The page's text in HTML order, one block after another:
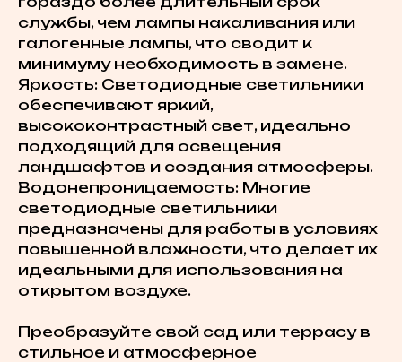
службы, чем лампы накаливания или
галогенные лампы, что сводит к
минимуму необходимость в замене.
Яркость: Светодиодные светильники
обеспечивают яркий,
высококонтрастный свет, идеально
подходящий для освещения
ландшафтов и создания атмосферы.
Водонепроницаемость: Многие
светодиодные светильники
предназначены для работы в условиях
повышенной влажности, что делает их
идеальными для использования на
открытом воздухе.
Преобразуйте свой сад или террасу в
стильное и атмосферное